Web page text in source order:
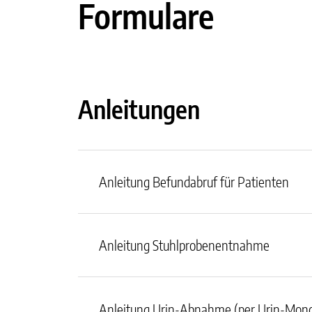
Formulare
Anleitungen
Anleitung Befundabruf für Patienten
Anleitung Stuhlprobenentnahme
Anleitung Urin-Abnahme (per Urin-